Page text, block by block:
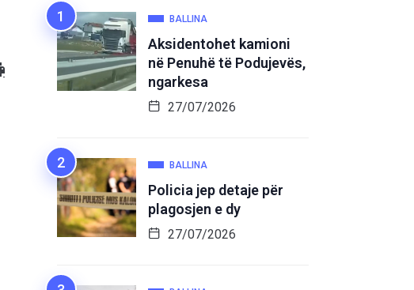
BALLINA
Aksidentohet kamioni
në Penuhë të Podujevës,
ngarkesa
27/07/2026
BALLINA
Policia jep detaje për
plagosjen e dy
27/07/2026